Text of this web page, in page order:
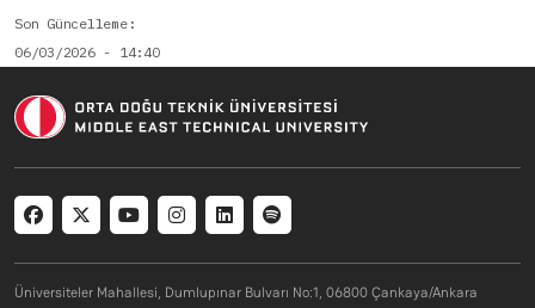
Son Güncelleme
06/03/2026 - 14:40
Social menu
Üniversiteler Mahallesi, Dumlupınar Bulvarı No:1, 06800 Çankaya/Ankara